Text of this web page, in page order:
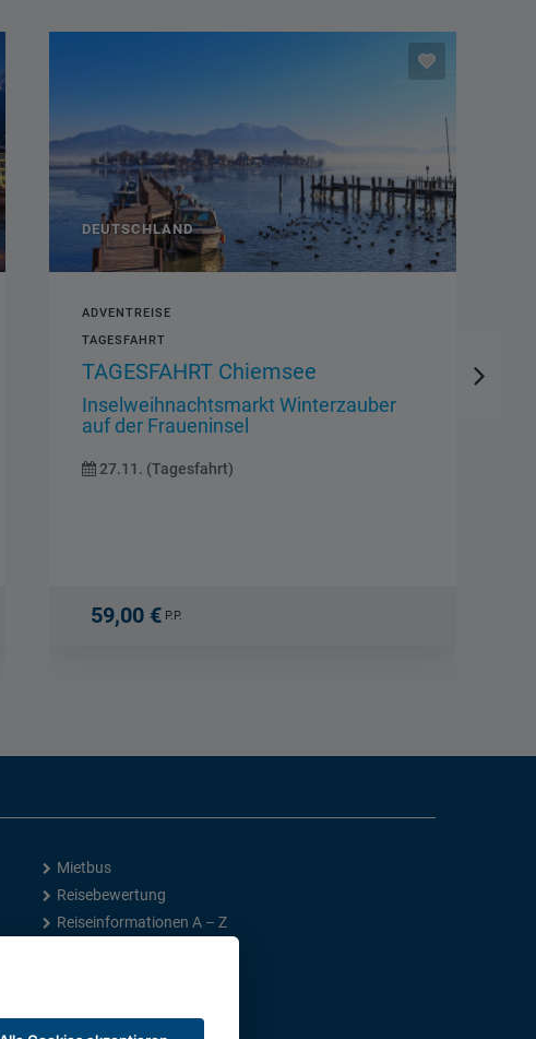
DEUTSCHLAND
ADVENTREISE
TAGESFAHRT
TAGESFAHRT Chiemsee
Inselweihnachtsmarkt Winterzauber
auf der Fraueninsel
27.11. (Tagesfahrt)
59,00 €P.P.
Mietbus
Reisebewertung
Reiseinformationen A – Z